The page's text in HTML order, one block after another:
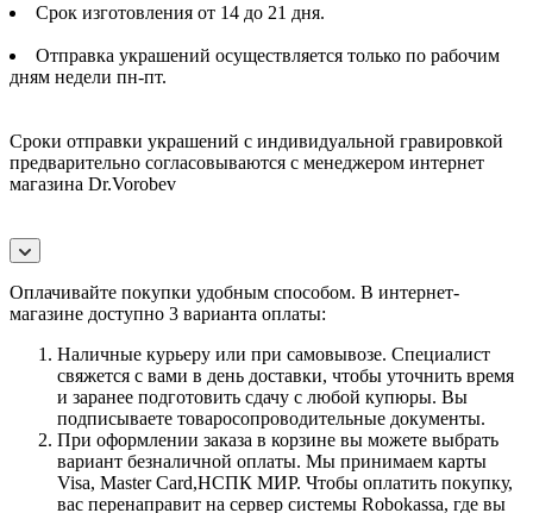
Срок изготовления от 14 до 21 дня.
Отправка украшений осуществляется только по рабочим
дням недели пн-пт.
Сроки отправки украшений с индивидуальной гравировкой
предварительно согласовываются с менеджером интернет
магазина Dr.Vorobev
Оплачивайте покупки удобным способом. В интернет-
магазине доступно 3 варианта оплаты:
Наличные курьеру или при самовывозе. Специалист
свяжется с вами в день доставки, чтобы уточнить время
и заранее подготовить сдачу с любой купюры. Вы
подписываете товаросопроводительные документы.
При оформлении заказа в корзине вы можете выбрать
вариант безналичной оплаты. Мы принимаем карты
Visa, Master Card,НСПК МИР. Чтобы оплатить покупку,
вас перенаправит на сервер системы Robokassa, где вы